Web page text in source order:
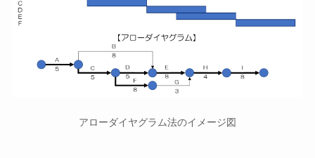
アローダイヤグラム法のイメージ図